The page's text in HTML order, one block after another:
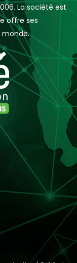
La société est
offre ses
monde.